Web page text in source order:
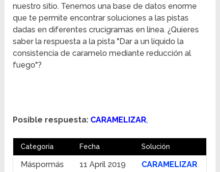
nuestro sitio. Tenemos una base de datos enorme
que te permite encontrar soluciones a las pistas
dadas en diferentes crucigramas en línea. ¿Quieres
saber la respuesta a la pista "Dar a un líquido la
consistencia de caramelo mediante reducción al
fuego"?
Posible respuesta: CARAMELIZAR,
Categoría Fecha Solución
Máspormás 11 April 2019 CARAMELIZAR